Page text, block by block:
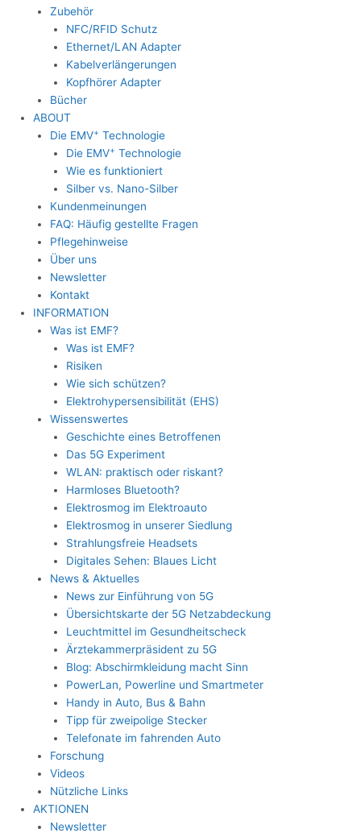
Zubehör
NFC/RFID Schutz
Ethernet/LAN Adapter
Kabelverlängerungen
Kopfhörer Adapter
Bücher
ABOUT
Die EMV+ Technologie
Die EMV+ Technologie
Wie es funktioniert
Silber vs. Nano-Silber
Kundenmeinungen
FAQ: Häufig gestellte Fragen
Pflegehinweise
Über uns
Newsletter
Kontakt
INFORMATION
Was ist EMF?
Was ist EMF?
Risiken
Wie sich schützen?
Elektrohypersensibilität (EHS)
Wissenswertes
Geschichte eines Betroffenen
Das 5G Experiment
WLAN: praktisch oder riskant?
Harmloses Bluetooth?
Elektrosmog im Elektroauto
Elektrosmog in unserer Siedlung
Strahlungsfreie Headsets
Digitales Sehen: Blaues Licht
News & Aktuelles
News zur Einführung von 5G
Übersichtskarte der 5G Netzabdeckung
Leuchtmittel im Gesundheitscheck
Ärztekammerpräsident zu 5G
Blog: Abschirmkleidung macht Sinn
PowerLan, Powerline und Smartmeter
Handy in Auto, Bus & Bahn
Tipp für zweipolige Stecker
Telefonate im fahrenden Auto
Forschung
Videos
Nützliche Links
AKTIONEN
Newsletter